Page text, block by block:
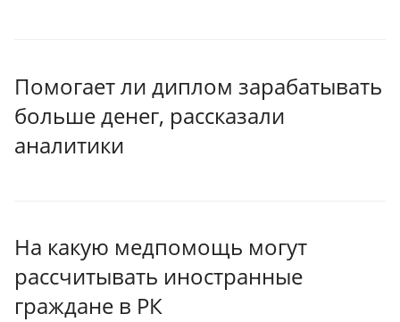
Помогает ли диплом зарабатывать
больше денег, рассказали
аналитики
На какую медпомощь могут
рассчитывать иностранные
граждане в РК